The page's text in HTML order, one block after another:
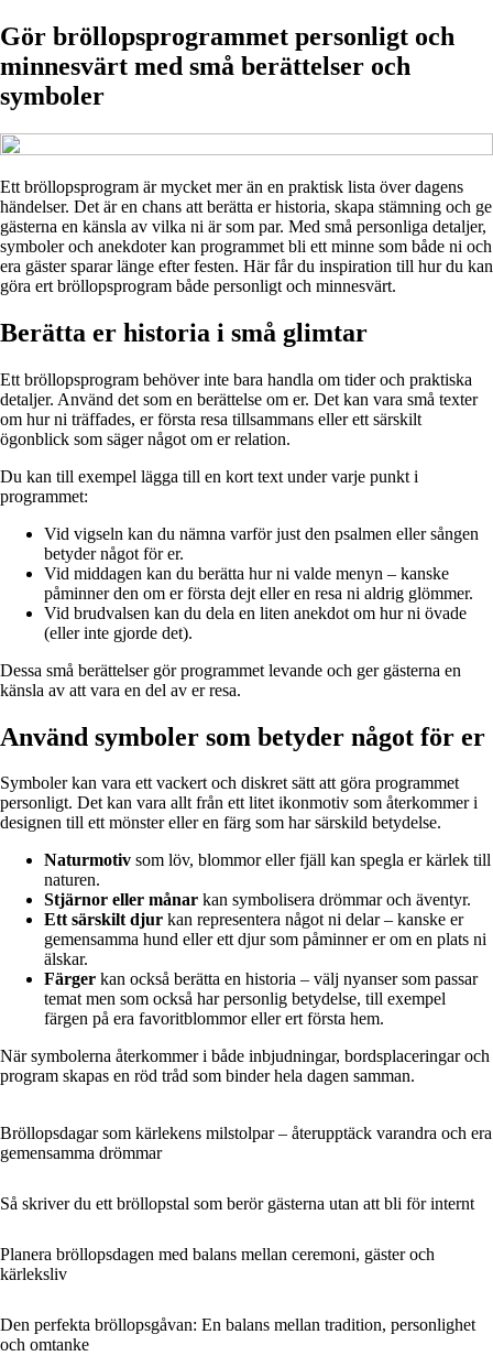
Gör bröllopsprogrammet personligt och
minnesvärt med små berättelser och
symboler
Ett bröllopsprogram är mycket mer än en praktisk lista över dagens
händelser. Det är en chans att berätta er historia, skapa stämning och ge
gästerna en känsla av vilka ni är som par. Med små personliga detaljer,
symboler och anekdoter kan programmet bli ett minne som både ni och
era gäster sparar länge efter festen. Här får du inspiration till hur du kan
göra ert bröllopsprogram både personligt och minnesvärt.
Berätta er historia i små glimtar
Ett bröllopsprogram behöver inte bara handla om tider och praktiska
detaljer. Använd det som en berättelse om er. Det kan vara små texter
om hur ni träffades, er första resa tillsammans eller ett särskilt
ögonblick som säger något om er relation.
Du kan till exempel lägga till en kort text under varje punkt i
programmet:
Vid vigseln kan du nämna varför just den psalmen eller sången
betyder något för er.
Vid middagen kan du berätta hur ni valde menyn – kanske
påminner den om er första dejt eller en resa ni aldrig glömmer.
Vid brudvalsen kan du dela en liten anekdot om hur ni övade
(eller inte gjorde det).
Dessa små berättelser gör programmet levande och ger gästerna en
känsla av att vara en del av er resa.
Använd symboler som betyder något för er
Symboler kan vara ett vackert och diskret sätt att göra programmet
personligt. Det kan vara allt från ett litet ikonmotiv som återkommer i
designen till ett mönster eller en färg som har särskild betydelse.
Naturmotiv som löv, blommor eller fjäll kan spegla er kärlek till
naturen.
Stjärnor eller månar kan symbolisera drömmar och äventyr.
Ett särskilt djur kan representera något ni delar – kanske er
gemensamma hund eller ett djur som påminner er om en plats ni
älskar.
Färger kan också berätta en historia – välj nyanser som passar
temat men som också har personlig betydelse, till exempel
färgen på era favoritblommor eller ert första hem.
När symbolerna återkommer i både inbjudningar, bordsplaceringar och
program skapas en röd tråd som binder hela dagen samman.
Bröllopsdagar som kärlekens milstolpar – återupptäck varandra och era
gemensamma drömmar
Så skriver du ett bröllopstal som berör gästerna utan att bli för internt
Planera bröllopsdagen med balans mellan ceremoni, gäster och
kärleksliv
Den perfekta bröllopsgåvan: En balans mellan tradition, personlighet
och omtanke